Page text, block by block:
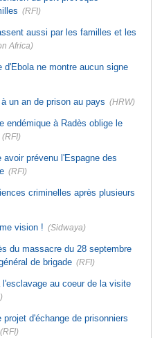
(RFI)
aussi par les familles et les
Africa)
d'Ebola ne montre aucun signe
un an de prison au pays (HRW)
endémique à Radès oblige le
(RFI)
prévenu l'Espagne des
(RFI)
criminelles après plusieurs
vision ! (Sidwaya)
du massacre du 28 septembre
de brigade (RFI)
l'esclavage au coeur de la visite
projet d'échange de prisonniers
(RFI)